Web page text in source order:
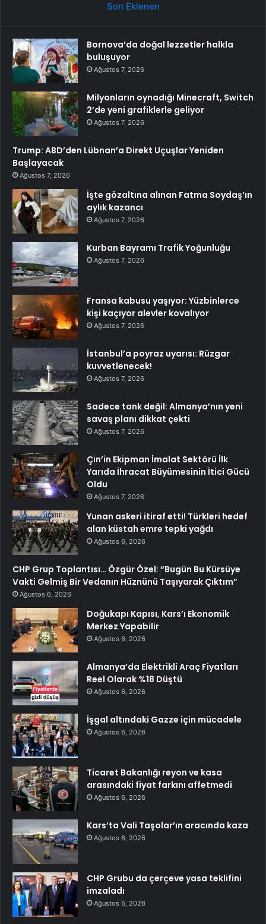
Son Eklenen
Bornova’da doğal lezzetler halkla
buluşuyor
Ağustos 7, 2026
Milyonların oynadığı Minecraft, Switch
2’de yeni grafiklerle geliyor
Ağustos 7, 2026
Trump: ABD’den Lübnan’a Direkt Uçuşlar Yeniden
Başlayacak
Ağustos 7, 2026
İşte gözaltına alınan Fatma Soydaş’ın
aylık kazancı
Ağustos 7, 2026
Kurban Bayramı Trafik Yoğunluğu
Ağustos 7, 2026
Fransa kabusu yaşıyor: Yüzbinlerce
kişi kaçıyor alevler kovalıyor
Ağustos 7, 2026
İstanbul’a poyraz uyarısı: Rüzgar
kuvvetlenecek!
Ağustos 7, 2026
Sadece tank değil: Almanya’nın yeni
savaş planı dikkat çekti
Ağustos 7, 2026
Çin’in Ekipman İmalat Sektörü İlk
Yarıda İhracat Büyümesinin İtici Gücü
Oldu
Ağustos 7, 2026
Yunan askeri itiraf etti! Türkleri hedef
alan küstah emre tepki yağdı
Ağustos 6, 2026
CHP Grup Toplantısı… Özgür Özel: “Bugün Bu Kürsüye
Vakti Gelmiş Bir Vedanın Hüznünü Taşıyarak Çıktım”
Ağustos 6, 2026
Doğukapı Kapısı, Kars’ı Ekonomik
Merkez Yapabilir
Ağustos 6, 2026
Almanya’da Elektrikli Araç Fiyatları
Reel Olarak %18 Düştü
Ağustos 6, 2026
İşgal altındaki Gazze için mücadele
Ağustos 6, 2026
Ticaret Bakanlığı reyon ve kasa
arasındaki fiyat farkını affetmedi
Ağustos 6, 2026
Kars’ta Vali Taşolar’ın aracında kaza
Ağustos 6, 2026
CHP Grubu da çerçeve yasa teklifini
imzaladı
Ağustos 6, 2026